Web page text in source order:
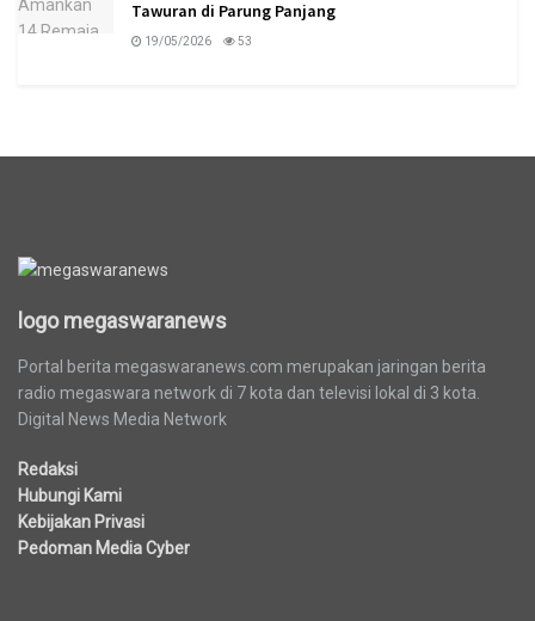
Tawuran di Parung Panjang
19/05/2026 53
logo megaswaranews
Portal berita megaswaranews.com merupakan jaringan berita
radio megaswara network di 7 kota dan televisi lokal di 3 kota.
Digital News Media Network
Redaksi
Hubungi Kami
Kebijakan Privasi
Pedoman Media Cyber